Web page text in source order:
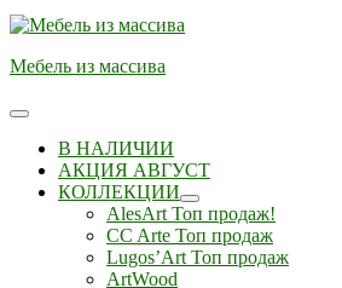
Мебель из массива
В НАЛИЧИИ
АКЦИЯ АВГУСТ
КОЛЛЕКЦИИ
AlesArt Топ продаж!
CC Arte Топ продаж
Lugos’Art Топ продаж
ArtWood